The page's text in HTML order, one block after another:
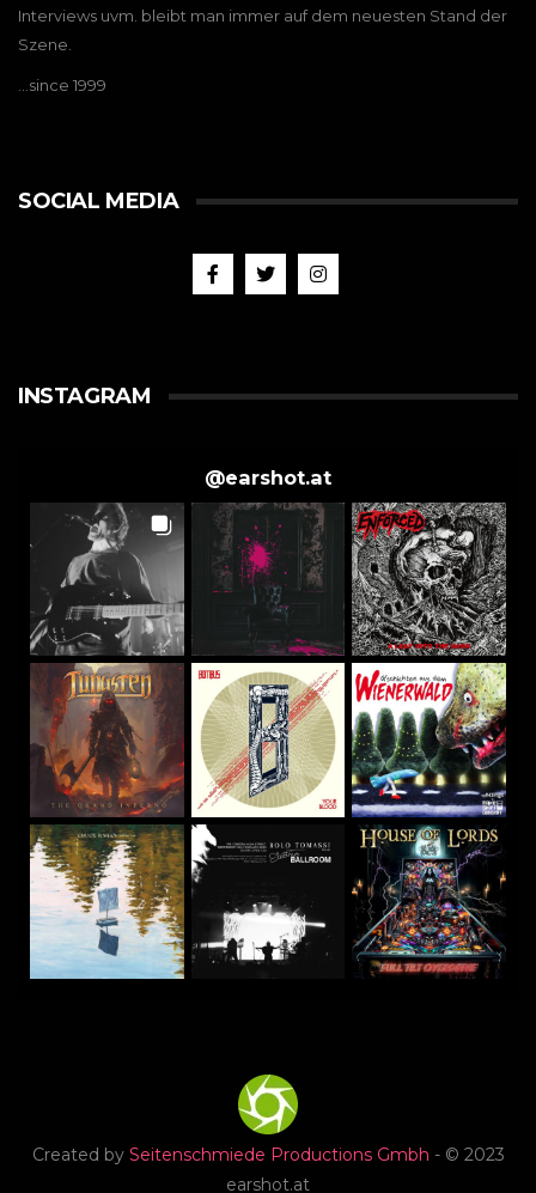
Interviews uvm. bleibt man immer auf dem neuesten Stand der
Szene.
…since 1999
SOCIAL MEDIA
INSTAGRAM
@earshot.at
Created by Seitenschmiede Productions Gmbh - © 2023
earshot.at